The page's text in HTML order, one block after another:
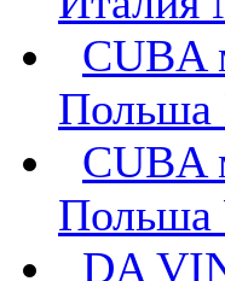
CUBA
Польша
CUBA
Польша
DA